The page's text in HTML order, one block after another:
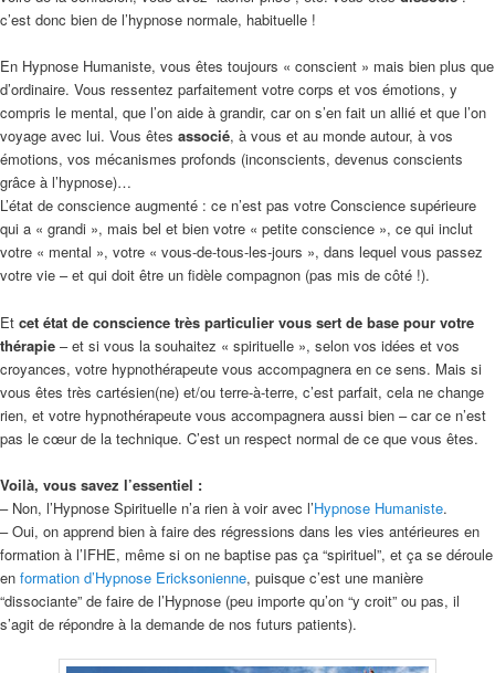
c’est donc bien de l’hypnose normale, habituelle !
En Hypnose Humaniste, vous êtes toujours « conscient » mais bien plus que
d’ordinaire. Vous ressentez parfaitement votre corps et vos émotions, y
compris le mental, que l’on aide à grandir, car on s’en fait un allié et que l’on
voyage avec lui. Vous êtes associé, à vous et au monde autour, à vos
émotions, vos mécanismes profonds (inconscients, devenus conscients
grâce à l’hypnose)…
L’état de conscience augmenté : ce n’est pas votre Conscience supérieure
qui a « grandi », mais bel et bien votre « petite conscience », ce qui inclut
votre « mental », votre « vous-de-tous-les-jours », dans lequel vous passez
votre vie – et qui doit être un fidèle compagnon (pas mis de côté !).
Et cet état de conscience très particulier vous sert de base pour votre
thérapie – et si vous la souhaitez « spirituelle », selon vos idées et vos
croyances, votre hypnothérapeute vous accompagnera en ce sens. Mais si
vous êtes très cartésien(ne) et/ou terre-à-terre, c’est parfait, cela ne change
rien, et votre hypnothérapeute vous accompagnera aussi bien – car ce n’est
pas le cœur de la technique. C’est un respect normal de ce que vous êtes.
Voilà, vous savez l’essentiel :
– Non, l’Hypnose Spirituelle n’a rien à voir avec l’Hypnose Humaniste.
– Oui, on apprend bien à faire des régressions dans les vies antérieures en
formation à l’IFHE, même si on ne baptise pas ça “spirituel”, et ça se déroule
en formation d’Hypnose Ericksonienne, puisque c’est une manière
“dissociante” de faire de l’Hypnose (peu importe qu’on “y croit” ou pas, il
s’agit de répondre à la demande de nos futurs patients).